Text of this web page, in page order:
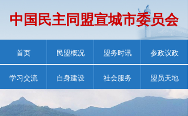
中国民主同盟宣城市委员会
首页 民盟概况 盟务时讯 参政议政
学习交流 自身建设 社会服务 盟员天地